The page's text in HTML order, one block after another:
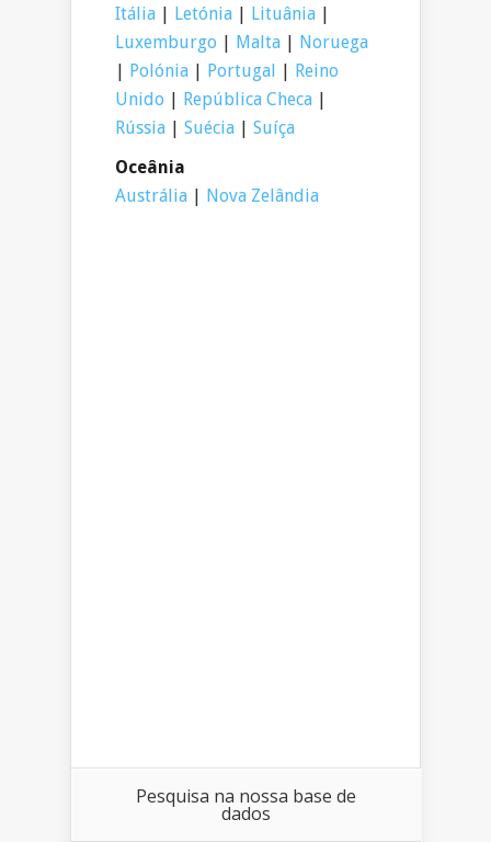
Itália | Letónia | Lituânia |
Luxemburgo | Malta | Noruega
| Polónia | Portugal | Reino
Unido | República Checa |
Rússia | Suécia | Suíça
Oceânia
Austrália | Nova Zelândia
Pesquisa na nossa base de
dados